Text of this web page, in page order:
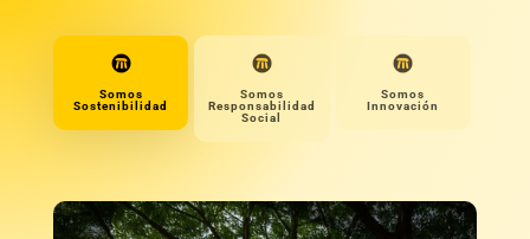
Somos
Sostenibilidad
Somos
Responsabilidad
Social
Somos
Innovación